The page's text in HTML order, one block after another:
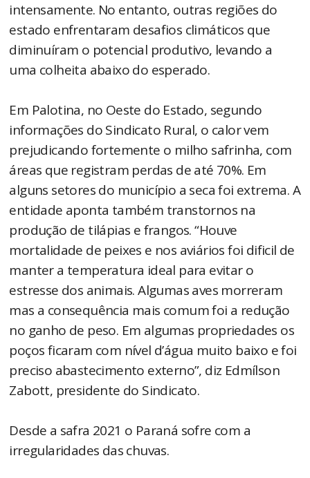
intensamente. No entanto, outras regiões do
estado enfrentaram desafios climáticos que
diminuíram o potencial produtivo, levando a
uma colheita abaixo do esperado.
Em Palotina, no Oeste do Estado, segundo
informações do Sindicato Rural, o calor vem
prejudicando fortemente o milho safrinha, com
áreas que registram perdas de até 70%. Em
alguns setores do município a seca foi extrema. A
entidade aponta também transtornos na
produção de tilápias e frangos. “Houve
mortalidade de peixes e nos aviários foi dificil de
manter a temperatura ideal para evitar o
estresse dos animais. Algumas aves morreram
mas a consequência mais comum foi a redução
no ganho de peso. Em algumas propriedades os
poços ficaram com nível d’água muito baixo e foi
preciso abastecimento externo”, diz Edmílson
Zabott, presidente do Sindicato.
Desde a safra 2021 o Paraná sofre com a
irregularidades das chuvas.